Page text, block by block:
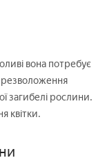
вона потребує
загибелі рослини.
квітки.